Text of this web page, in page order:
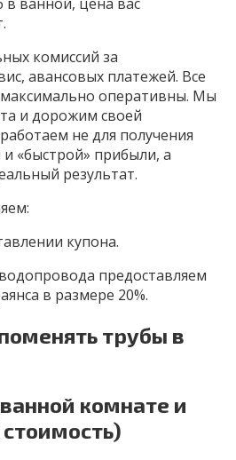
комиссий за
авансовых платежей. Все
оперативны. Мы
и дорожим своей
не для получения
«быстрой» прибыли, а
результат.
купона.
предоставляем
в размере 20%.
трубы в
комнате и